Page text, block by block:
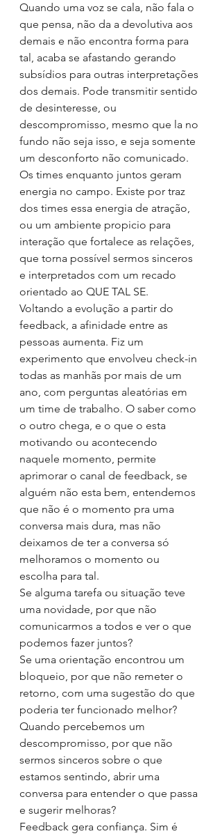
Quando uma voz se cala, não fala o
que pensa, não da a devolutiva aos
demais e não encontra forma para
tal, acaba se afastando gerando
subsídios para outras interpretações
dos demais. Pode transmitir sentido
de desinteresse, ou
descompromisso, mesmo que la no
fundo não seja isso, e seja somente
um desconforto não comunicado.
Os times enquanto juntos geram
energia no campo. Existe por traz
dos times essa energia de atração,
ou um ambiente propicio para
interação que fortalece as relações,
que torna possível sermos sinceros
e interpretados com um recado
orientado ao QUE TAL SE.
Voltando a evolução a partir do
feedback, a afinidade entre as
pessoas aumenta. Fiz um
experimento que envolveu check-in
todas as manhãs por mais de um
ano, com perguntas aleatórias em
um time de trabalho. O saber como
o outro chega, e o que o esta
motivando ou acontecendo
naquele momento, permite
aprimorar o canal de feedback, se
alguém não esta bem, entendemos
que não é o momento pra uma
conversa mais dura, mas não
deixamos de ter a conversa só
melhoramos o momento ou
escolha para tal.
Se alguma tarefa ou situação teve
uma novidade, por que não
comunicarmos a todos e ver o que
podemos fazer juntos?
Se uma orientação encontrou um
bloqueio, por que não remeter o
retorno, com uma sugestão do que
poderia ter funcionado melhor?
Quando percebemos um
descompromisso, por que não
sermos sinceros sobre o que
estamos sentindo, abrir uma
conversa para entender o que passa
e sugerir melhoras?
Feedback gera confiança. Sim é